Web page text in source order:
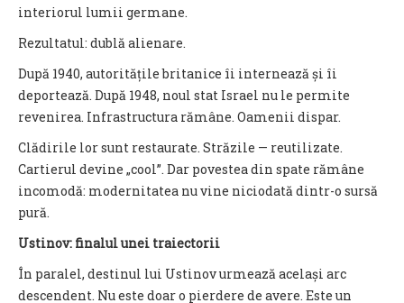
interiorul lumii germane.
Rezultatul: dublă alienare.
După 1940, autoritățile britanice îi internează și îi
deportează. După 1948, noul stat Israel nu le permite
revenirea. Infrastructura rămâne. Oamenii dispar.
Clădirile lor sunt restaurate. Străzile — reutilizate.
Cartierul devine „cool”. Dar povestea din spate rămâne
incomodă: modernitatea nu vine niciodată dintr-o sursă
pură.
Ustinov: finalul unei traiectorii
În paralel, destinul lui Ustinov urmează același arc
descendent. Nu este doar o pierdere de avere. Este un